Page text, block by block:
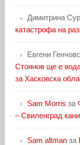
Димитрина
катастрофа на
Евгени
Стоянов ще е
за Хасковска
Sam Morris за
– Свиленград
Sam altmanза